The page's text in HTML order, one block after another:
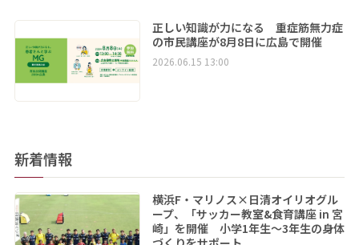
正しい知識が力になる 重症筋無力症
の市民講座が8月8日に広島で開催
2026.06.15 13:00
新着情報
横浜F・マリノス×日清オイリオグル
ープ、「サッカー教室&食育講座 in 宮
崎」を開催 小学1年生～3年生の身体